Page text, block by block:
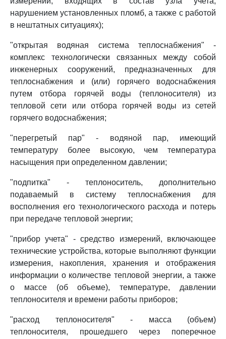
нарушением установленных пломб, а также с работой
в нештатных ситуациях);
"открытая водяная система теплоснабжения" -
комплекс технологически связанных между собой
инженерных сооружений, предназначенных для
теплоснабжения и (или) горячего водоснабжения
путем отбора горячей воды (теплоносителя) из
тепловой сети или отбора горячей воды из сетей
горячего водоснабжения;
"перегретый пар" - водяной пар, имеющий
температуру более высокую, чем температура
насыщения при определенном давлении;
"подпитка" - теплоноситель, дополнительно
подаваемый в систему теплоснабжения для
восполнения его технологического расхода и потерь
при передаче тепловой энергии;
"прибор учета" - средство измерений, включающее
технические устройства, которые выполняют функции
измерения, накопления, хранения и отображения
информации о количестве тепловой энергии, а также
о массе (об объеме), температуре, давлении
теплоносителя и времени работы приборов;
"расход теплоносителя" - масса (объем)
теплоносителя, прошедшего через поперечное